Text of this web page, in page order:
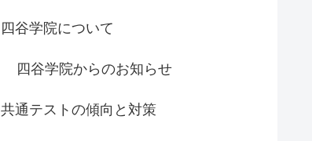
四谷学院について
四谷学院からのお知らせ
共通テストの傾向と対策